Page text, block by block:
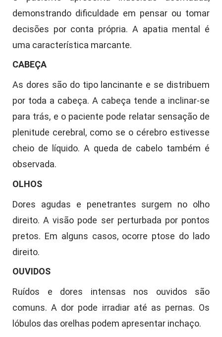
demonstrando dificuldade em pensar ou tomar
decisões por conta própria. A apatia mental é
uma característica marcante.
CABEÇA
As dores são do tipo lancinante e se distribuem
por toda a cabeça. A cabeça tende a inclinar-se
para trás, e o paciente pode relatar sensação de
plenitude cerebral, como se o cérebro estivesse
cheio de líquido. A queda de cabelo também é
observada.
OLHOS
Dores agudas e penetrantes surgem no olho
direito. A visão pode ser perturbada por pontos
pretos. Em alguns casos, ocorre ptose do lado
direito.
OUVIDOS
Ruídos e dores intensas nos ouvidos são
comuns. A dor pode irradiar até as pernas. Os
lóbulos das orelhas podem apresentar inchaço.